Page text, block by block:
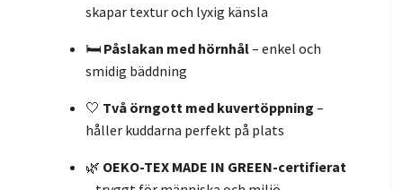
skapar textur och lyxig känsla
🛏️ Påslakan med hörnhål– enkel och
smidig bäddning
🤍 Två örngott med kuvertöppning –
håller kuddarna perfekt på plats
🌿 OEKO-TEX MADE IN GREEN-certifierat